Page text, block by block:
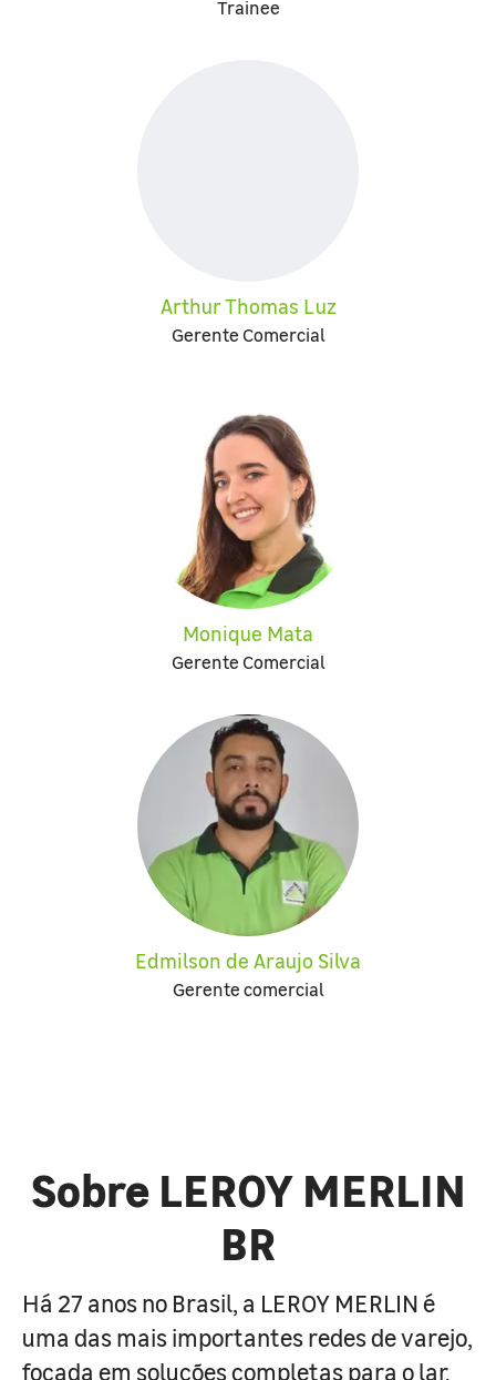
Trainee
Arthur Thomas Luz
Gerente Comercial
Monique Mata
Gerente Comercial
Edmilson de Araujo Silva
Gerente comercial
Sobre LEROY MERLIN
BR
Há 27 anos no Brasil, a LEROY MERLIN é
uma das mais importantes redes de varejo,
focada em soluções completas para o lar.